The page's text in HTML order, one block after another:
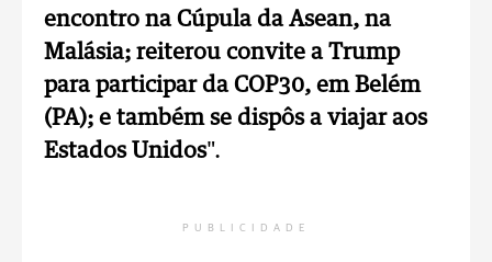
encontro na Cúpula da Asean, na
Malásia; reiterou convite a Trump
para participar da COP30, em Belém
(PA); e também se dispôs a viajar aos
Estados Unidos".
PUBLICIDADE